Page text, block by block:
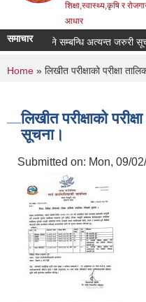
शिक्षा,स्वास्थ्य,कृषि र
आधार
समाचार
संचालन हुने सम्बन्धि अत्यन्त जरुरी सूचना।
You are here
Home » लिखीत परीक्षाको परीक्षा
लिखीत परीक्षाको
सूचना।
Submitted on: Mon, 09/